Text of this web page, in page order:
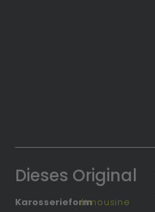
Dieses Original
KarosserieformLimousine